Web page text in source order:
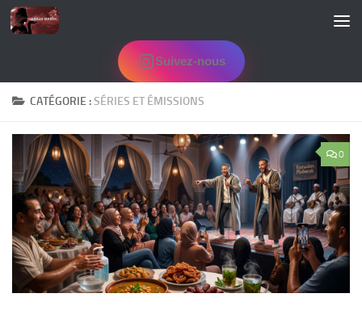
Skip to content
Suivez-nous
CATÉGORIE :SÉRIES ET ÉMISSIONS
0